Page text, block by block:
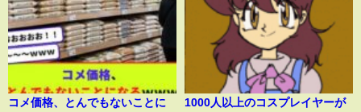
コメ価格、とんでもないことに
1000人以上のコスプレイヤーが